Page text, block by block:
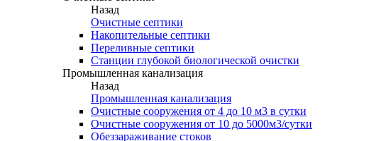
Назад
Очистные септики
Накопительные септики
Переливные септики
Станции глубокой биологической очистки
Промышленная канализация
Назад
Промышленная канализация
Очистные сооружения от 4 до 10 м3 в сутки
Очистные сооружения от 10 до 5000м3/сутки
Обеззараживание стоков